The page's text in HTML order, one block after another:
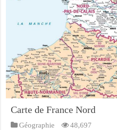
Carte de France Nord
Géographie 48,697